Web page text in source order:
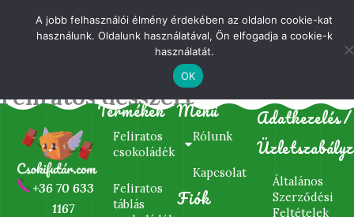
Feliratos desszert
+36 70 633
1167
Termékek
Feliratos
csokoládék
Feliratos
táblás
Menü
Rólunk
Kapcsolat
Fiók
Adatkezelés/
Általános
Szerződési
Feltételek
A jobb felhasználói élmény érdekében az oldalon cookie-kat
használunk. Oldalunk használatával, Ön elfogadja a cookie-k
használatát.
OK